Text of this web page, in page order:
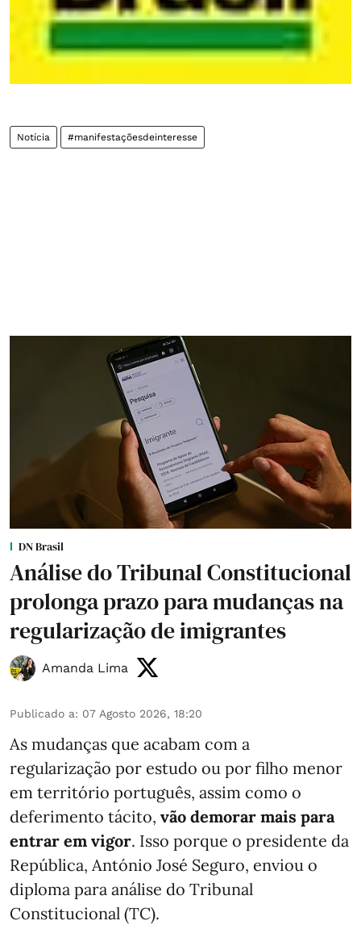
Notícia #manifestaçõesdeinteresse
DN Brasil
Análise do Tribunal Constitucional
prolonga prazo para mudanças na
regularização de imigrantes
Amanda Lima
Publicado a: 07 Agosto 2026, 18:20
As mudanças que acabam com a
regularização por estudo ou por filho menor
em território português, assim como o
deferimento tácito, vão demorar mais para
entrar em vigor. Isso porque o presidente da
República, António José Seguro, enviou o
diploma para análise do Tribunal
Constitucional (TC).